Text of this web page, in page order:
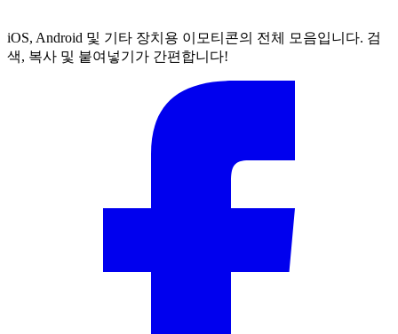
iOS, Android 및 기타 장치용 이모티콘의 전체 모음입니다. 검
색, 복사 및 붙여넣기가 간편합니다!